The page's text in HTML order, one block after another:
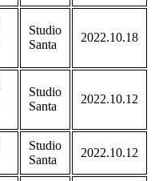
Studio
Santa
2022.10.18
Studio
Santa
2022.10.12
Studio
Santa
2022.10.12